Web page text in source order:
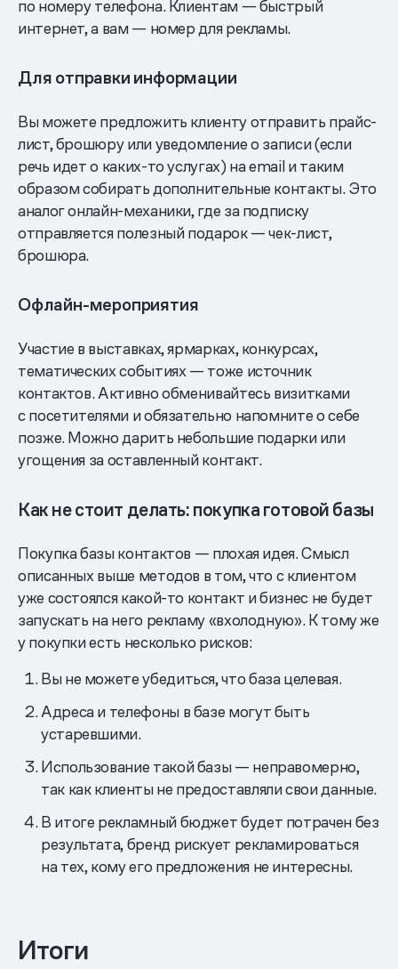
по номеру телефона. Клиентам — быстрый
интернет, а вам — номер для рекламы.
Для отправки информации
Вы можете предложить клиенту отправить прайс-
лист, брошюру или уведомление о записи (если
речь идет о каких-то услугах) на email и таким
образом собирать дополнительные контакты. Это
аналог онлайн-механики, где за подписку
отправляется полезный подарок — чек-лист,
брошюра.
Офлайн-мероприятия
Участие в выставках, ярмарках, конкурсах,
тематических событиях — тоже источник
контактов. Активно обменивайтесь визитками
с посетителями и обязательно напомните о себе
позже. Можно дарить небольшие подарки или
угощения за оставленный контакт.
Как не стоит делать: покупка готовой базы
Покупка базы контактов — плохая идея. Смысл
описанных выше методов в том, что с клиентом
уже состоялся какой-то контакт и бизнес не будет
запускать на него рекламу «вхолодную». К тому же
у покупки есть несколько рисков:
Вы не можете убедиться, что база целевая.
Адреса и телефоны в базе могут быть
устаревшими.
Использование такой базы — неправомерно,
так как клиенты не предоставляли свои данные.
В итоге рекламный бюджет будет потрачен без
результата, бренд рискует рекламироваться
на тех, кому его предложения не интересны.
Итоги